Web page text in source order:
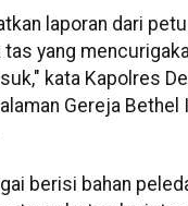
laporan dari
tas yang
kata Kapolres
Gereja Bethel
berisi bahan